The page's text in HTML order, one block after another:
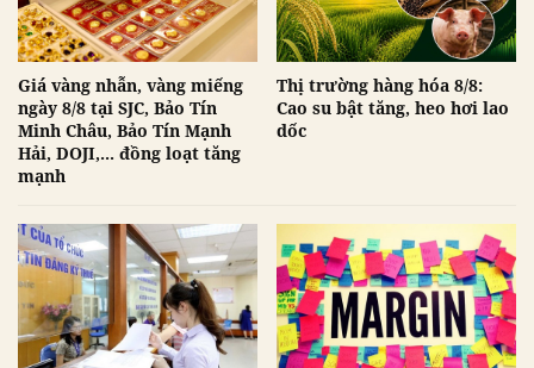
Giá vàng nhẫn, vàng miếng
ngày 8/8 tại SJC, Bảo Tín
Minh Châu, Bảo Tín Mạnh
Hải, DOJI,... đồng loạt tăng
mạnh
Thị trường hàng hóa 8/8:
Cao su bật tăng, heo hơi lao
dốc